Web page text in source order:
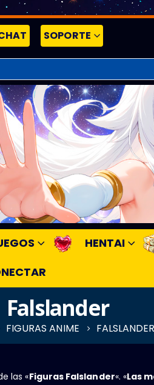
SOPORTE
HENTAI
Falslander
FIGURAS ANIME FALSLANDER
las «Figuras Falslander«. «Las